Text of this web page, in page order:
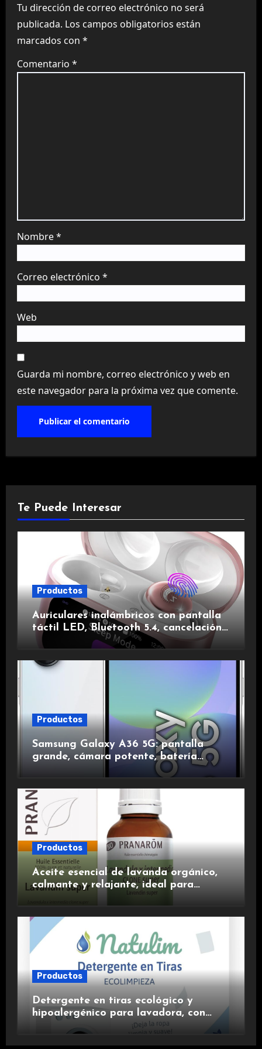
Tu dirección de correo electrónico no será
publicada. Los campos obligatorios están
marcados con *
Comentario *
Nombre*
Correo electrónico *
Web
Guarda mi nombre, correo electrónico y web en
este navegador para la próxima vez que comente.
Te Puede Interesar
Productos
Auriculares inalámbricos con pantalla
táctil LED, Bluetooth 5.4, cancelación
de ruido, impermeables y de larga
Productos
Samsung Galaxy A36 5G: pantalla
grande, cámara potente, batería
duradera y carga rápida para una
experiencia premium.
Productos
Aceite esencial de lavanda orgánico,
calmante y relajante, ideal para
Productos
Detergente en tiras ecológico y
hipoalergénico para lavadora, con
suavizante incluido y fragancia de
lavanda.